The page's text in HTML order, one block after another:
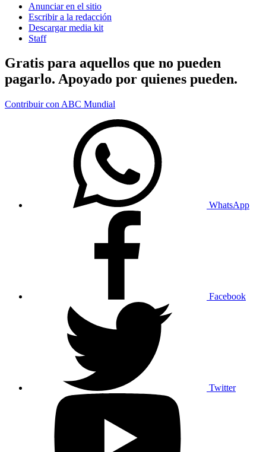
Anunciar en el sitio
Escribir a la redacción
Descargar media kit
Staff
Gratis para aquellos que no pueden
pagarlo. Apoyado por quienes pueden.
Contribuir con ABC Mundial
WhatsApp
Facebook
Twitter